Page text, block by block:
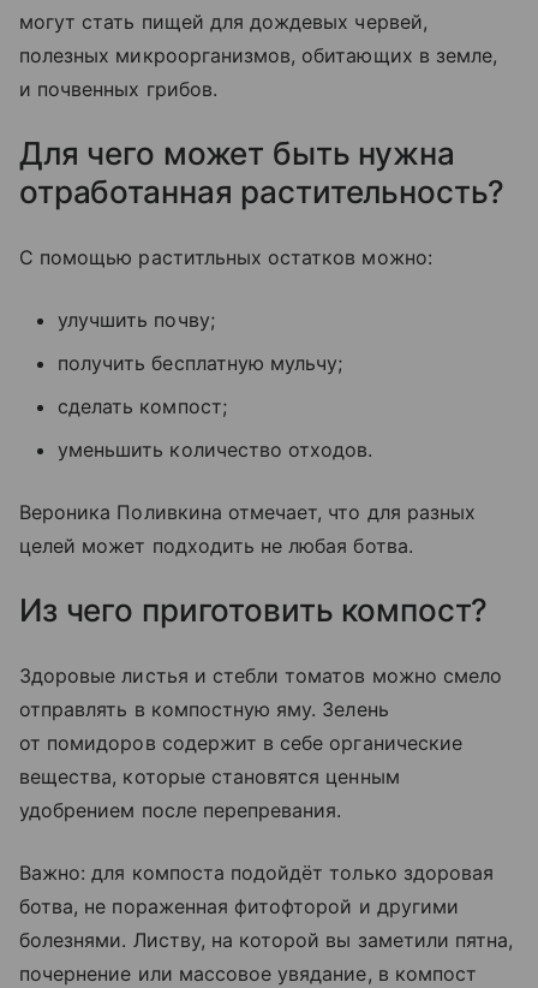
могут стать пищей для дождевых червей,
полезных микроорганизмов, обитающих в земле,
и почвенных грибов.
Для чего может быть нужна
отработанная растительность?
С помощью раститльных остатков можно:
улучшить почву;
получить бесплатную мульчу;
сделать компост;
уменьшить количество отходов.
Вероника Поливкина отмечает, что для разных
целей может подходить не любая ботва.
Из чего приготовить компост?
Здоровые листья и стебли томатов можно смело
отправлять в компостную яму. Зелень
от помидоров содержит в себе органические
вещества, которые становятся ценным
удобрением после перепревания.
Важно: для компоста подойдёт только здоровая
ботва, не пораженная фитофторой и другими
болезнями. Листву, на которой вы заметили пятна,
почернение или массовое увядание, в компост